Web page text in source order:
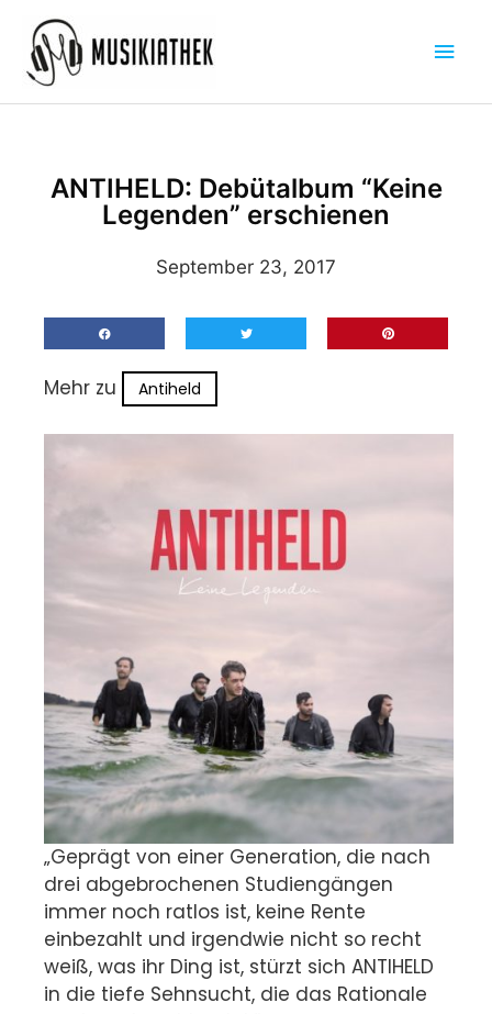
Inhalt
springen
ANTIHELD: Debütalbum “Keine
Legenden” erschienen
September 23, 2017
Mehr zu Antiheld
„Geprägt von einer Generation, die nach
drei abgebrochenen Studiengängen
immer noch ratlos ist, keine Rente
einbezahlt und irgendwie nicht so recht
weiß, was ihr Ding ist, stürzt sich ANTIHELD
in die tiefe Sehnsucht, die das Rationale